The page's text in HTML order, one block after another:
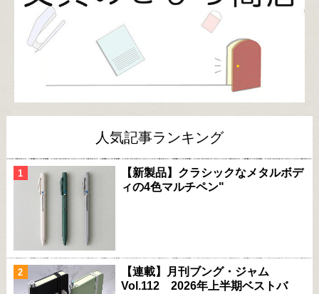
人気記事ランキング
【新製品】クラシックなメタルボデ
ィの4色マルチペン"
【連載】月刊ブング・ジャム
Vol.112 2026年上半期ベストバ